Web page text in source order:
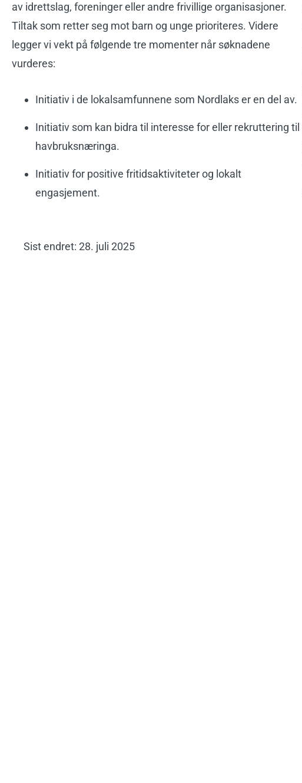
av idrettslag, foreninger eller andre frivillige organisasjoner.
Tiltak som retter seg mot barn og unge prioriteres. Videre
legger vi vekt på følgende tre momenter når søknadene
vurderes:
Initiativ i de lokalsamfunnene som Nordlaks er en del av.
Initiativ som kan bidra til interesse for eller rekruttering til
havbruksnæringa.
Initiativ for positive fritidsaktiviteter og lokalt
engasjement.
Sist endret: 28. juli 2025